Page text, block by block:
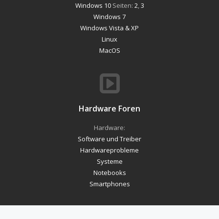
Windows 10Seiten: 2 3
Windows 7
Windows Vista & XP
Linux
MacOS
Hardware Foren
Hardware:
Software und Treiber
Hardwareprobleme
Systeme
Notebooks
Smartphones